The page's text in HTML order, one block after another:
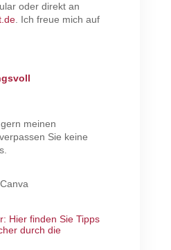
oder direkt an
. Ich freue mich auf
meinen
Sie keine
Hier finden Sie Tipps
durch die